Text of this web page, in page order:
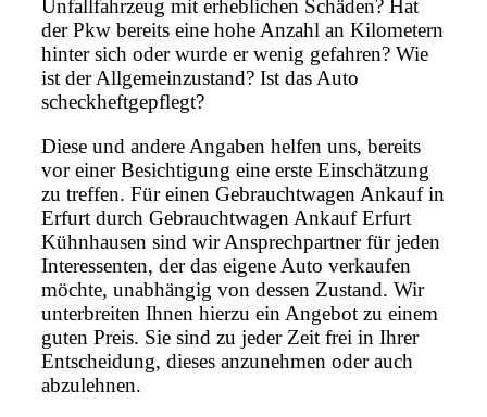
Unfallfahrzeug mit erheblichen Schäden? Hat
der Pkw bereits eine hohe Anzahl an Kilometern
hinter sich oder wurde er wenig gefahren? Wie
ist der Allgemeinzustand? Ist das Auto
scheckheftgepflegt?
Diese und andere Angaben helfen uns, bereits
vor einer Besichtigung eine erste Einschätzung
zu treffen. Für einen Gebrauchtwagen Ankauf in
Erfurt durch Gebrauchtwagen Ankauf Erfurt
Kühnhausen sind wir Ansprechpartner für jeden
Interessenten, der das eigene Auto verkaufen
möchte, unabhängig von dessen Zustand. Wir
unterbreiten Ihnen hierzu ein Angebot zu einem
guten Preis. Sie sind zu jeder Zeit frei in Ihrer
Entscheidung, dieses anzunehmen oder auch
abzulehnen.